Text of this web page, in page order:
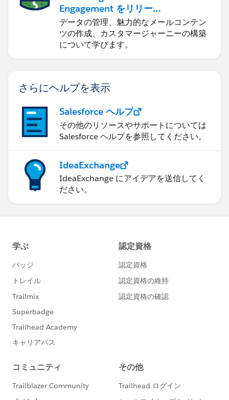
Engagement をリリース
する
データの管理、魅力的なメールコンテン
ツの作成、カスタマージャーニーの構築
について学びます。
さらにヘルプを表示
Salesforce ヘルプ
その他のリソースやサポートについては
Salesforce ヘルプを参照してください。
IdeaExchange
IdeaExchange にアイデアを送信してく
ださい。